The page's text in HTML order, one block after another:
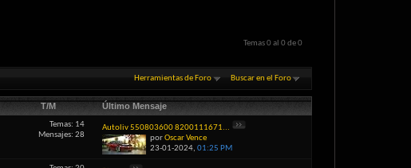
Temas 0 al 0 de 0
Herramientas de Foro Buscar en el Foro
T/M Último Mensaje
Temas: 14
Mensajes: 28
Autoliv 550803600 8200111671...
porOscar Vence
23-01-2024,01:25 PM